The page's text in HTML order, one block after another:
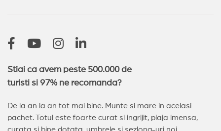
Stiai ca avem peste 500.000 de
turisti si 97% ne recomanda?
De la an la an tot mai bine. Munte si mare in acelasi
pachet. Totul este foarte curat si ingrijit, plaja imensa,
curata si bine dotata, umbrele si sezlong-uri noi.